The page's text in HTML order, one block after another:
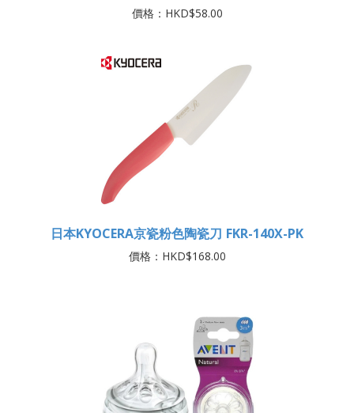
價格：HKD$58.00
日本KYOCERA京瓷粉色陶瓷刀 FKR-140X-PK
價格：HKD$168.00